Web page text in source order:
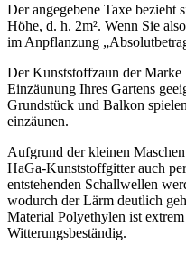
Der angegebene Taxe bezieht
Höhe, d. h. 2m². Wenn Sie
im Anpflanzung
Der Kunststoffzaun der
Einzäunung Ihres Gartens
Grundstück und Balkon
einzäunen.
Aufgrund der kleinen
HaGa-Kunststoffgitter auch
entstehenden Schallwellen
wodurch der Lärm deutlich
Material Polyethylen ist
Witterungsbeständig.